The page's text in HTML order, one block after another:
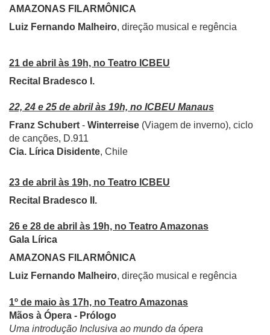
AMAZONAS FILARMÔNICA
Luiz Fernando Malheiro, direção musical e regência
21 de abril às 19h, no Teatro ICBEU
Recital Bradesco I.
22, 24 e 25 de abril às 19h, no ICBEU Manaus
Franz Schubert - Winterreise (Viagem de inverno), ciclo
de canções, D.911
Cia. Lírica Disidente, Chile
23 de abril às 19h, no Teatro ICBEU
Recital Bradesco II.
26 e 28 de abril às 19h, no Teatro Amazonas
Gala Lírica
AMAZONAS FILARMÔNICA
Luiz Fernando Malheiro, direção musical e regência
1º de maio às 17h, no Teatro Amazonas
Mãos à Ópera - Prólogo
Uma introdução Inclusiva ao mundo da ópera